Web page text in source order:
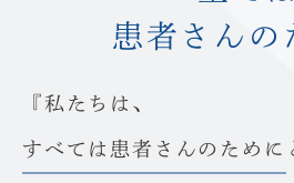
患者さんの
『私たちは、
すべては患者さんのために